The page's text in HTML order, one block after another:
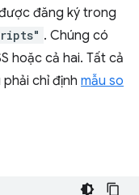
đăng ký trong
. Chúng có
hoặc cả hai. Tất cả
chỉ định mẫu so